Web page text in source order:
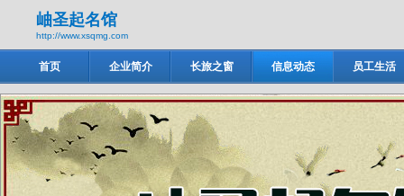
岫圣起名馆
http://www.xsqmg.com
首页 企业简介 长旅之窗 信息动态 员工生活
岫圣起名馆